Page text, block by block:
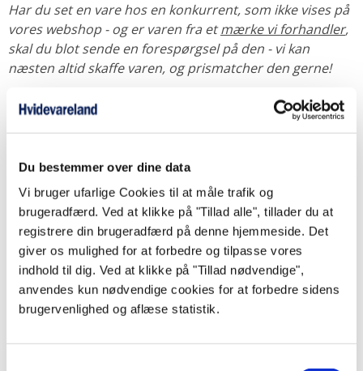
Du bestemmer over dine data
Vi bruger ufarlige Cookies til at måle trafik og
brugeradfærd. Ved at klikke på "Tillad alle", tillader du at
registrere din brugeradfærd på denne hjemmeside. Det
giver os mulighed for at forbedre og tilpasse vores
indhold til dig. Ved at klikke på "Tillad nødvendige",
anvendes kun nødvendige cookies for at forbedre sidens
brugervenlighed og aflæse statistik.
Har du set en vare hos en konkurrent, som ikke vises på
vores webshop - og er varen fra etmærke vi forhandler,
skal du blot sende en forespørgsel på den - vi kan
næsten altid skaffe varen, og prismatcher den gerne!
Besøg os i butikken, hvor vi har en stor udstilling med
belysning, pejse og brændeovne, livsstil, samt
hvidevarer.
Har du spørgsmål inden et evt. besøg, kan du altid
kontakte os på75 88 55 44eller sende os en mail.